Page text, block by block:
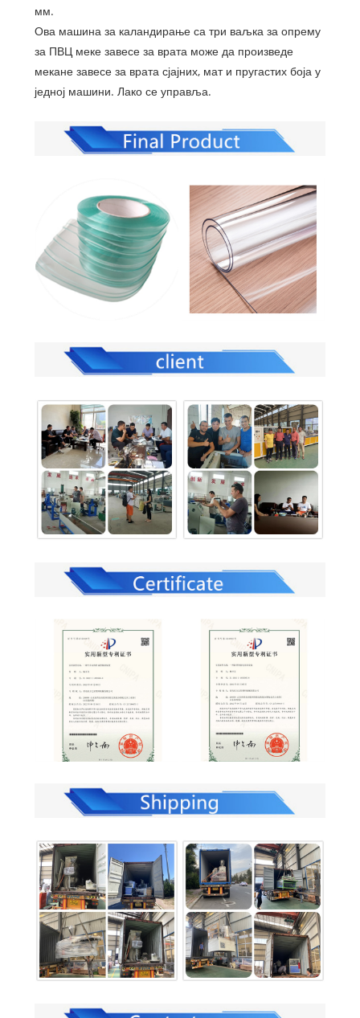
мм.
Ова машина за каландирање са три ваљка за опрему
за ПВЦ меке завесе за врата може да произведе
мекане завесе за врата сјајних, мат и пругастих боја у
једној машини. Лако се управља.